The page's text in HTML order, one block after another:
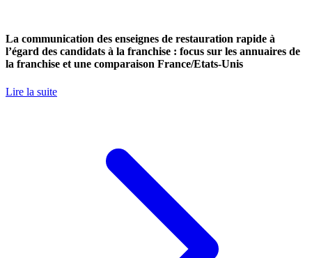
La communication des enseignes de restauration rapide à
l’égard des candidats à la franchise : focus sur les annuaires de
la franchise et une comparaison France/Etats-Unis
Lire la suite